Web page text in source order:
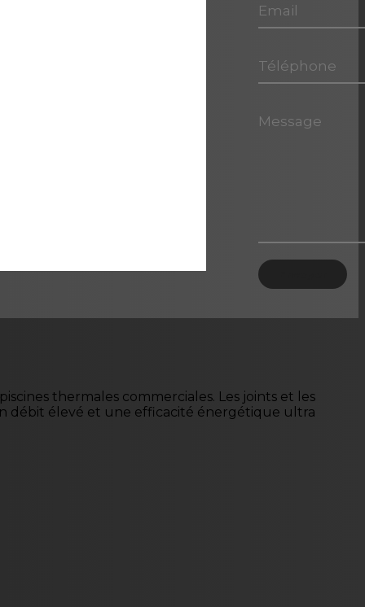
thermales commerciales. Les joints et les
débit élevé et une efficacité énergétique ultra